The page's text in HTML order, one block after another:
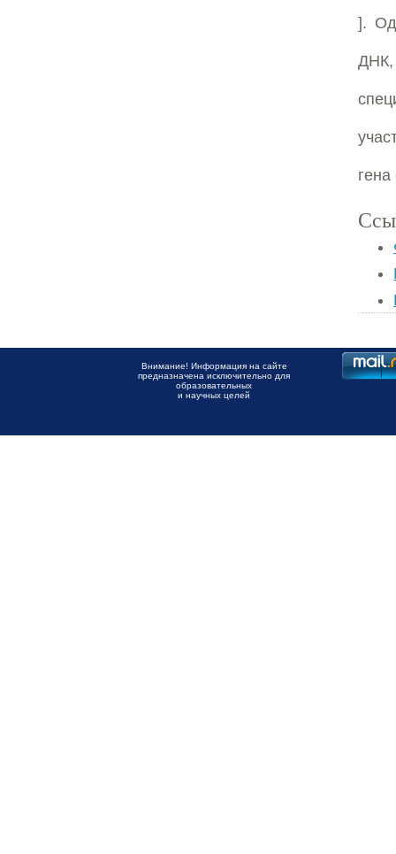
].
Внимание! Информация на сайте
предназначена исключительно для
образовательных
и научных целей